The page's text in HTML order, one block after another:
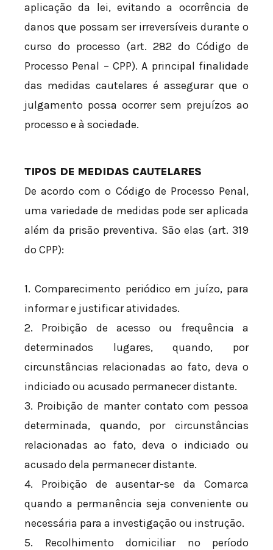
aplicação da lei, evitando a ocorrência de
danos que possam ser irreversíveis durante o
curso do processo (art. 282 do Código de
Processo Penal – CPP). A principal finalidade
das medidas cautelares é assegurar que o
julgamento possa ocorrer sem prejuízos ao
processo e à sociedade.
TIPOS DE MEDIDAS CAUTELARES
De acordo com o Código de Processo Penal,
uma variedade de medidas pode ser aplicada
além da prisão preventiva. São elas (art. 319
do CPP):
1. Comparecimento periódico em juízo, para
informar e justificar atividades.
2. Proibição de acesso ou frequência a
determinados lugares, quando, por
circunstâncias relacionadas ao fato, deva o
indiciado ou acusado permanecer distante.
3. Proibição de manter contato com pessoa
determinada, quando, por circunstâncias
relacionadas ao fato, deva o indiciado ou
acusado dela permanecer distante.
4. Proibição de ausentar-se da Comarca
quando a permanência seja conveniente ou
necessária para a investigação ou instrução.
5. Recolhimento domiciliar no período